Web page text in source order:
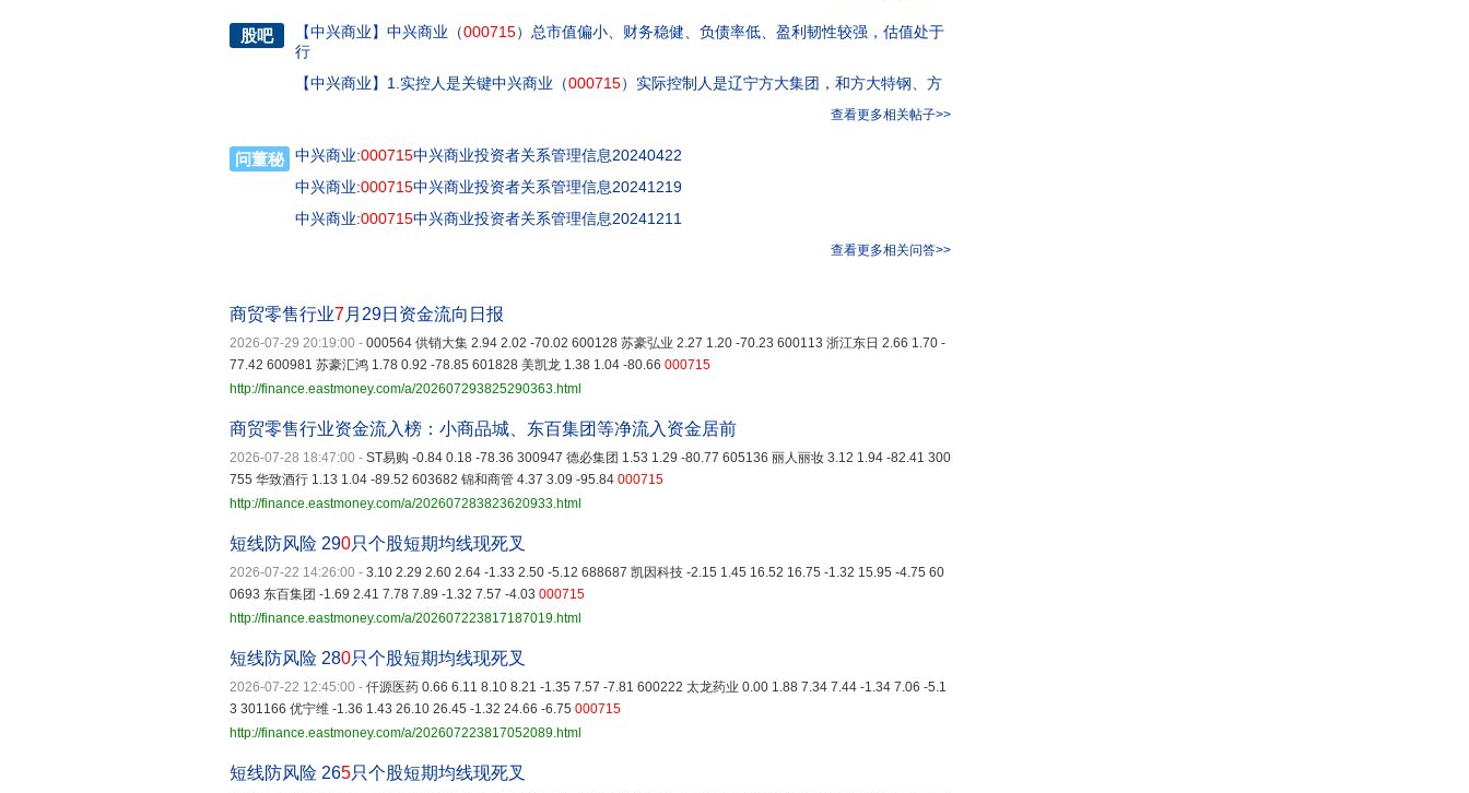
股吧 【中兴商业】 中兴商业（000715）总市值偏小、财务稳健、负债率低、盈利韧性较强，估值处于
行
【中兴商业】 1.实控人是关键中兴商业（000715）实际控制人是辽宁方大集团，和方大特钢、方
查看更多相关帖子>>
问董秘 中兴商业:000715中兴商业投资者关系管理信息20240422
中兴商业:000715中兴商业投资者关系管理信息20241219
中兴商业:000715中兴商业投资者关系管理信息20241211
查看更多相关问答>>
商贸零售行业7月29日资金流向日报
2026-07-29 20:19:00 - 000564 供销大集 2.94 2.02 -70.02 600128 苏豪弘业 2.27 1.20 -70.23 600113 浙江东日 2.66 1.70 -
77.42 600981 苏豪汇鸿 1.78 0.92 -78.85 601828 美凯龙 1.38 1.04 -80.66 000715
http://finance.eastmoney.com/a/202607293825290363.html
商贸零售行业资金流入榜：小商品城、东百集团等净流入资金居前
2026-07-28 18:47:00 - ST易购 -0.84 0.18 -78.36 300947 德必集团 1.53 1.29 -80.77 605136 丽人丽妆 3.12 1.94 -82.41 300
755 华致酒行 1.13 1.04 -89.52 603682 锦和商管 4.37 3.09 -95.84 000715
http://finance.eastmoney.com/a/202607283823620933.html
短线防风险 290只个股短期均线现死叉
2026-07-22 14:26:00 - 3.10 2.29 2.60 2.64 -1.33 2.50 -5.12 688687 凯因科技 -2.15 1.45 16.52 16.75 -1.32 15.95 -4.75 60
0693 东百集团 -1.69 2.41 7.78 7.89 -1.32 7.57 -4.03 000715
http://finance.eastmoney.com/a/202607223817187019.html
短线防风险 280只个股短期均线现死叉
2026-07-22 12:45:00 - 仟源医药 0.66 6.11 8.10 8.21 -1.35 7.57 -7.81 600222 太龙药业 0.00 1.88 7.34 7.44 -1.34 7.06 -5.1
3 301166 优宁维 -1.36 1.43 26.10 26.45 -1.32 24.66 -6.75 000715
http://finance.eastmoney.com/a/202607223817052089.html
短线防风险 265只个股短期均线现死叉